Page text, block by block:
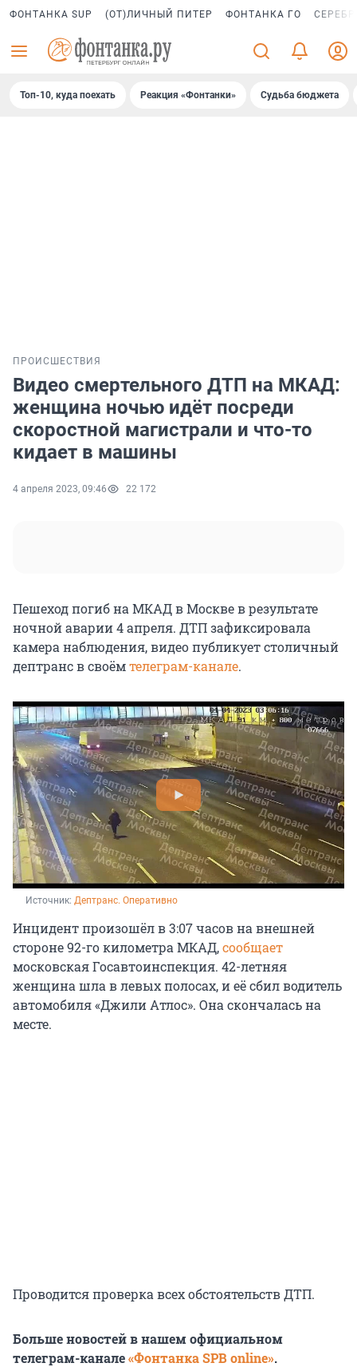
ФОНТАНКА SUP (ОТ)ЛИЧНЫЙ ПИТЕР ФОНТАНКА ГО
Топ-10, куда поехать Реакция «Фонтанки» Судьба бюджета
ПРОИСШЕСТВИЯ
Видео смертельного ДТП на МКАД:
женщина ночью идёт посреди
скоростной магистрали и что-то
кидает в машины
4 апреля 2023, 09:46 22 172
Пешеход погиб на МКАД в Москве в результате
ночной аварии 4 апреля. ДТП зафиксировала
камера наблюдения, видео публикует столичный
дептранс в своёмтелеграм-канале.
Источник: Дептранс. Оперативно
Инцидент произошёл в 3:07 часов на внешней
стороне 92-го километра МКАД,сообщает
московская Госавтоинспекция. 42-летняя
женщина шла в левых полосах, и её сбил водитель
автомобиля «Джили Атлос». Она скончалась на
месте.
Проводится проверка всех обстоятельств ДТП.
Больше новостей в нашем официальном
телеграм-канале«Фонтанка SPB online».